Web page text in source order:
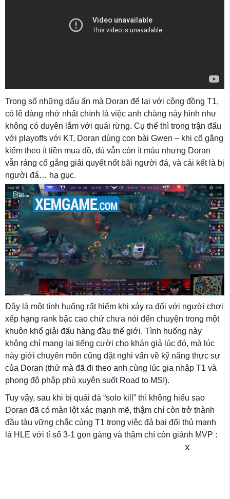
Trong số những dấu ấn mà Doran để lại với cộng đồng T1,
có lẽ đáng nhớ nhất chính là việc anh chàng này hình như
không có duyên lắm với quái rừng. Cụ thể thì trong trận đấu
với playoffs với KT, Doran dùng con bài Gwen – khi cố gắng
kiếm theo ít tiền mua đồ, dù vẫn còn ít máu nhưng Doran
vẫn ráng cố gắng giải quyết nốt bãi người đá, và cái kết là bị
người đá… hạ gục.
Đây là một tình huống rất hiếm khi xảy ra đối với người chơi
xếp hạng rank bậc cao chứ chưa nói đến chuyện trong một
khuôn khổ giải đấu hàng đầu thế giới. Tình huống này
không chỉ mang lại tiếng cười cho khán giả lúc đó, mà lúc
này giới chuyên môn cũng đặt nghi vấn về kỹ năng thực sự
của Doran (thứ mà đã đi theo anh cùng lúc gia nhập T1 và
phong độ phập phù xuyên suốt Road to MSI).
Tuy vậy, sau khi bị quái đá “solo kill” thì không hiểu sao
Doran đã có màn lột xác mạnh mẽ, thậm chí còn trở thành
đầu tàu vững chắc cùng T1 trong việc đả bại đối thủ mạnh
là HLE với tỉ số 3-1 gọn gàng và thậm chí còn giành MVP :
X